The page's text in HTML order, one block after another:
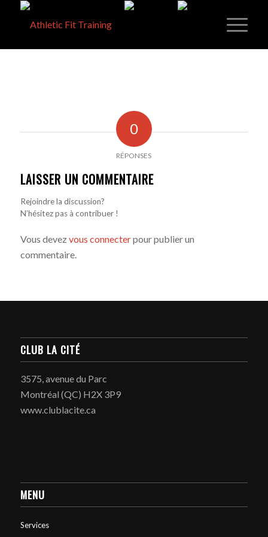
0
RÉPONSES
LAISSER UN COMMENTAIRE
Rejoindre la discussion?
N’hésitez pas à contribuer !
Vous devez vous connecterpour publier un
commentaire.
CLUB LA CITÉ
3575, avenue du Parc
Montréal (QC) H2X 3P9
www.clublacite.ca
MENU
Services